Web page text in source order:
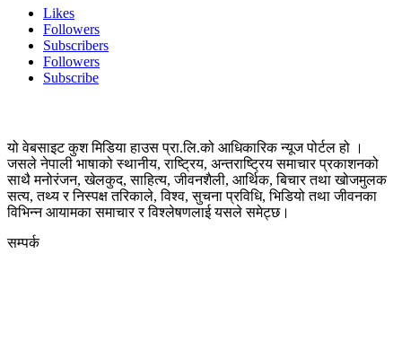
Likes
Followers
Subscribers
Followers
Subscribe
यो वेबसाइट कुश मिडिया हाउस प्रा.लि.को आधिकारिक न्यूज पोर्टल हो ।
जसले नेपाली भाषाको स्थानीय, राष्ट्रिय, अन्तराष्ट्रिय समाचार प्रकाशनको
साथै मनोरंजन, खेलकुद, साहित्य, जीवनशैली, आर्थिक, बिचार तथा खोजमुलक
सत्य, तथ्य र निस्पक्ष तरिकाले, विश्व, सुचना प्रविधि, भिडियो तथा जीवनका
विभिन्न आयामका समाचार र विश्लेषणलाई यसले समेट्छ।
सम्पर्क